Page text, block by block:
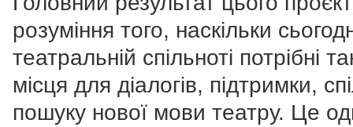
розуміння того, наскільки
театральній спільноті потрібні
місця для діалогів, підтримки,
пошуку нової мови театру. Це